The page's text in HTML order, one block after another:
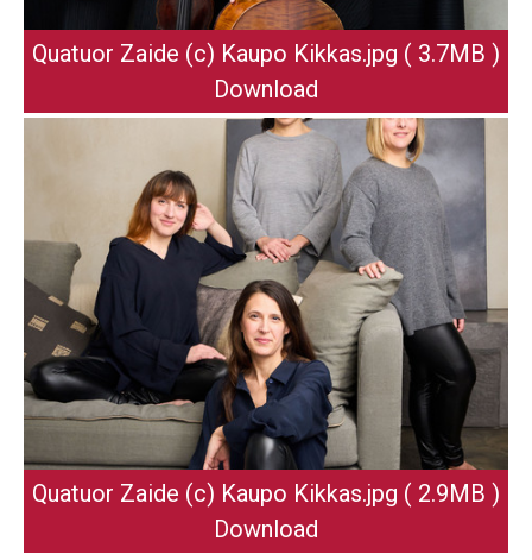
Quatuor Zaide (c) Kaupo Kikkas.jpg ( 3.7MB )
Download
Quatuor Zaide (c) Kaupo Kikkas.jpg ( 2.9MB )
Download